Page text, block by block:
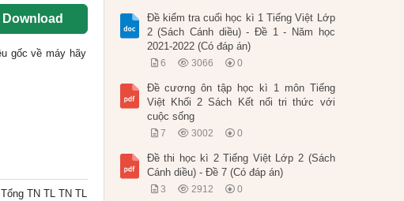
Download
gốc về máy hãy
TN TL TN TL
Đề kiểm tra cuối học kì 1 Tiếng Việt Lớp
2 (Sách Cánh diều) - Đề 1 - Năm học
2021-2022 (Có đáp án)
6 3066 0
Đề cương ôn tập học kì 1 môn Tiếng
Việt Khối 2 Sách Kết nối tri thức với
cuộc sống
7 3002 0
Đề thi học kì 2 Tiếng Việt Lớp 2 (Sách
Cánh diều) - Đề 7 (Có đáp án)
3 2912 0